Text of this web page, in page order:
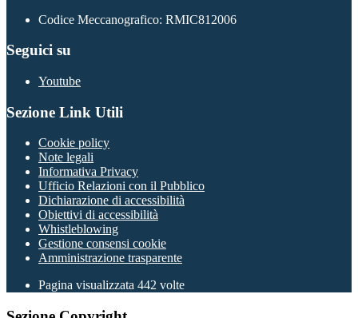
Codice Meccanografico: RMIC812006
Seguici su
Youtube
Sezione Link Utili
Cookie policy
Note legali
Informativa Privacy
Ufficio Relazioni con il Pubblico
Dichiarazione di accessibilità
Obiettivi di accessibilità
Whistleblowing
Gestione consensi cookie
Amministrazione trasparente
Pagina visualizzata 442 volte